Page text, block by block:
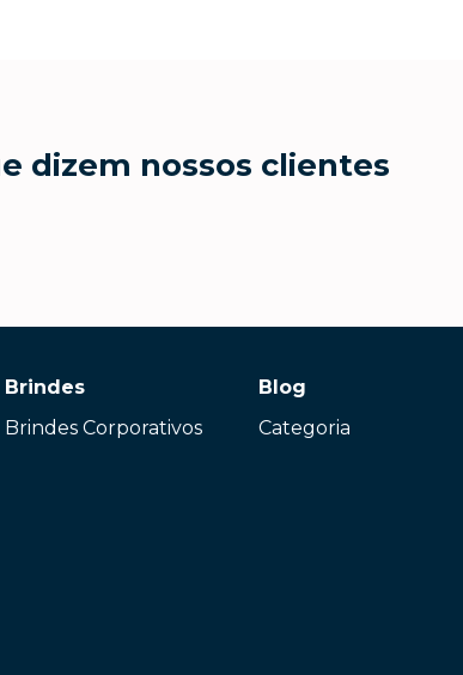
dizem nossos clientes
Brindes
Brindes Corporativos
Blog
Categoria